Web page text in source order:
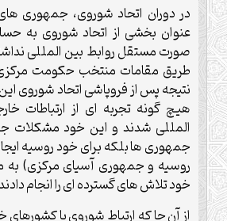
در دوران اتحاد شوروی، جمهوری
عنوان بخشی از اتحاد شوروی به
صورت مستقل روابط بین المللی
طریق مقامات منتخب حکومت
نتیجه پس از فروپاشی اتحاد شوروی
هیچ گونه تجربه ای از ارتباطات
المللی شدند و این خود مشکلات
روسیه و جمهوری آسیای مرکزی)
خود تلاش های گسترده ای را انجام